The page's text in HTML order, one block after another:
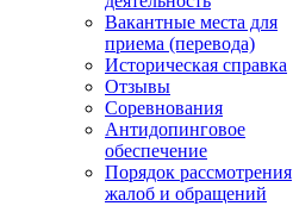
Вакантные места для
приема (перевода)
Историческая справка
Отзывы
Соревнования
Антидопинговое
обеспечение
Порядок рассмотрения
жалоб и обращений